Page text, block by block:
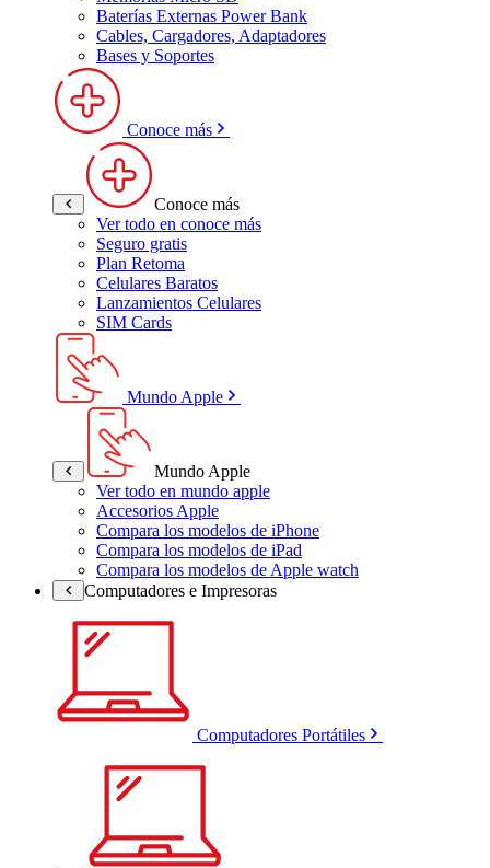
Baterías Externas Power Bank
Cables, Cargadores, Adaptadores
Bases y Soportes
Conoce más
Conoce más
Ver todo en conoce más
Seguro gratis
Plan Retoma
Celulares Baratos
Lanzamientos Celulares
SIM Cards
Mundo Apple
Mundo Apple
Ver todo en mundo apple
Accesorios Apple
Compara los modelos de iPhone
Compara los modelos de iPad
Compara los modelos de Apple watch
Computadores e Impresoras
Computadores Portátiles